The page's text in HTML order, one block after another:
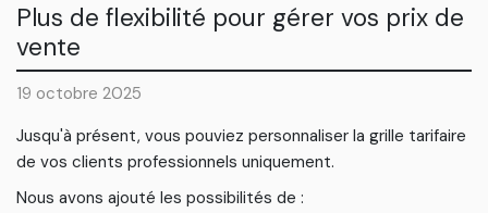
Plus de flexibilité pour gérer vos prix de
vente
19 octobre 2025
Jusqu'à présent, vous pouviez personnaliser la grille tarifaire
de vos clients professionnels uniquement.
Nous avons ajouté les possibilités de :